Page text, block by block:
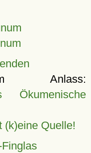
Anlass:
(k)eine Quelle!